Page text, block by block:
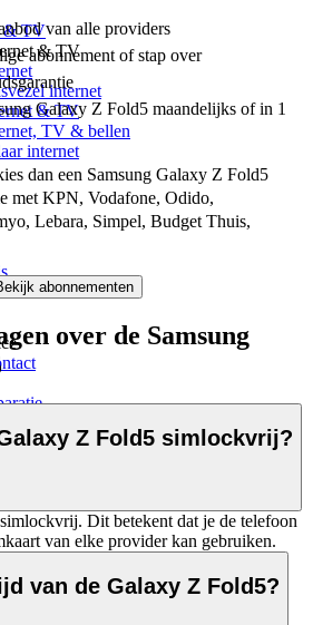
& TV
& TV
internet
& TV
TV & bellen
internet
van alle providers
abonnement of stap over
Galaxy Z Fold5 maandelijks of in 1
dan een Samsung Galaxy Z Fold5
met KPN, Vodafone, Odido,
Lebara, Simpel, Budget Thuis,
abonnementen
over de Samsung
Z Fold5 simlockvrij?
Dit betekent dat je de telefoon
van elke provider kan gebruiken.
van de Galaxy Z Fold5?